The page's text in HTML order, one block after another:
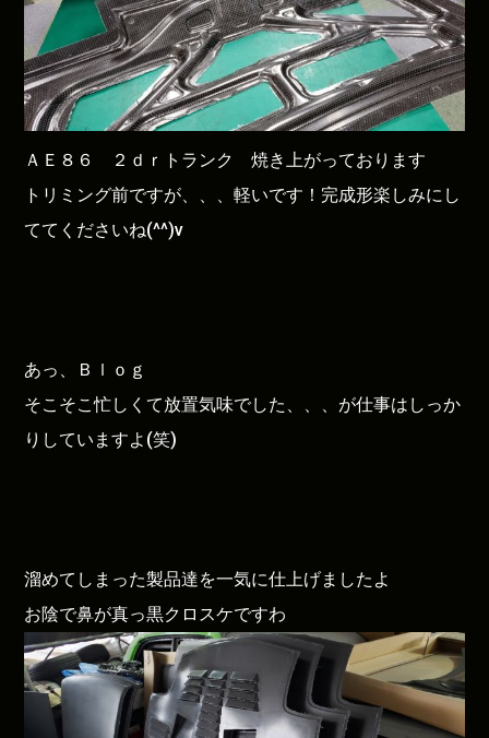
ＡＥ８６ ２ｄｒトランク 焼き上がっております
トリミング前ですが、、、軽いです！完成形楽しみにし
ててくださいね(^^)v
あっ、Ｂｌｏｇ
そこそこ忙しくて放置気味でした、、、が仕事はしっか
りしていますよ(笑)
溜めてしまった製品達を一気に仕上げましたよ
お陰で鼻が真っ黒クロスケですわ